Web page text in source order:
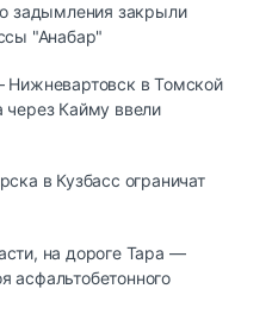
задымления закрыли
"Анабар"
Нижневартовск в Томской
через Кайму ввели
в Кузбасс ограничат
на дороге Тара —
асфальтобетонного